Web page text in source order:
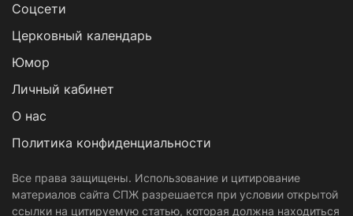
Cоцсети
Церковный календарь
Юмор
Личный кабинет
О нас
Политика конфиденциальности
Все права защищены. Использование и цитирование
материалов сайта СПЖ разрешается при условии открытой
ссылки на цитируемую статью, которая должна находиться